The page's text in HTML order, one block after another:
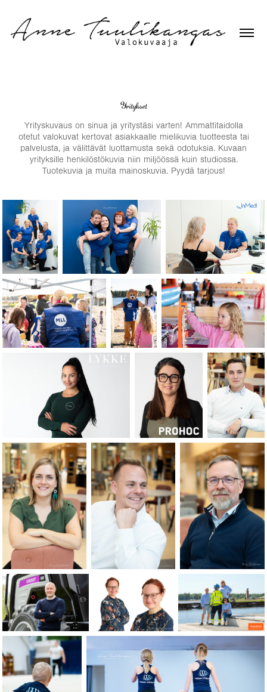
Yritykset
Yrityskuvaus on sinua ja yritystäsi varten! Ammattitaidolla
otetut valokuvat kertovat asiakkaalle mielikuvia tuotteesta tai
palvelusta, ja välittävät luottamusta sekä odotuksia. Kuvaan
yrityksille henkilöstökuvia niin miljöössä kuin studiossa.
Tuotekuvia ja muita mainoskuvia. Pyydä tarjous!